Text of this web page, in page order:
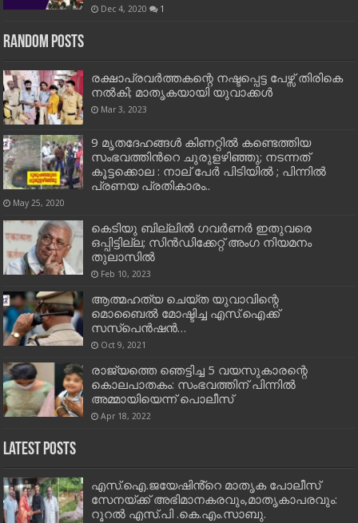
Dec 4, 2020 1
Random Posts
രക്ഷാപ്രവർത്തകന്റെ നഷ്ടപ്പെട്ട പേഴ്സ് തിരികെ
നൽകി; മാതൃകയായി യുവാക്കൾ
Mar 3, 2023
9 മൃതദേഹങ്ങള്‍ കിണറ്റില്‍ കണ്ടെത്തിയ
സംഭവത്തിന്‍റെ ചുരുളഴിഞ്ഞു; നടന്നത്
കൂട്ടക്കൊല : നാല് പേര്‍ പിടിയില്‍ ; പിന്നില്‍
പ്രണയ പ്രതികാരം..
May 25, 2020
കെടിയു ബില്ലില്‍ ഗവര്‍ണര്‍ ഇതുവരെ
ഒപ്പിട്ടില്ല; സിന്‍ഡിക്കേറ്റ് അംഗ നിയമനം
തുലാസിൽ
Feb 10, 2023
ആത്മഹത്യ ചെയ്ത യുവാവിന്റെ
മൊബൈല്‍ മോഷ്ടിച്ച എസ്.ഐക്ക്
സസ്‌പെന്‍ഷന്‍…
Oct 9, 2021
രാജ്യത്തെ ഞെട്ടിച്ച 5 വയസുകാരന്റെ
കൊലപാതകം: സംഭവത്തിന് പിന്നില്‍
അമ്മായിയെന്ന് പൊലീസ്
Apr 18, 2022
Latest Posts
എസ്.ഐ.ജയേഷിൻ്റെ മാതൃക പോലീസ്
സേനയ്ക്ക് അഭിമാനകരവും,മാതൃകാപരവും:
റൂറൽ എസ്.പി .കെ.എം.സാബു.